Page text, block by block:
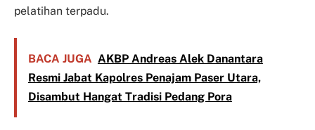
pelatihan terpadu.
BACA JUGA AKBP Andreas Alek Danantara
Resmi Jabat Kapolres Penajam Paser Utara,
Disambut Hangat Tradisi Pedang Pora